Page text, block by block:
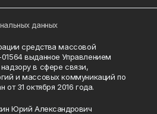
данных
средства массовой
выданное Управлением
в сфере связи,
и массовых коммуникаций по
31 октября 2016 года.
Юрий Александрович